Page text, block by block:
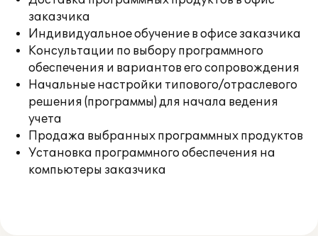
заказчика
Индивидуальное обучение в офисе заказчика
Консультации по выбору программного
обеспечения и вариантов его сопровождения
Начальные настройки типового/отраслевого
решения (программы) для начала ведения
учета
Продажа выбранных программных продуктов
Установка программного обеспечения на
компьютеры заказчика